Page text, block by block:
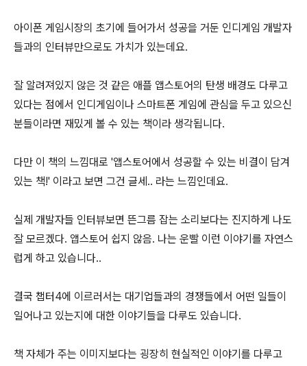
아이폰 게임시장의 초기에 들어가서 성공을 거둔 인디게임 개발자
들과의 인터뷰만으로도 가치가 있는데요.
잘 알려져있지 않은 것 같은 애플 앱스토어의 탄생 배경도 다루고
있다는 점에서 인디게임이나 스마트폰 게임에 관심을 두고 있으신
분들이라면 재밌게 볼 수 있는 책이라 생각됩니다.
다만 이 책의 느낌대로 '앱스토어에서 성공할 수 있는 비결이 담겨
있는 책!' 이라고 보면 그건 글세.. 라는 느낌인데요.
실제 개발자들 인터뷰보면 뜬그름 잡는 소리보다는 진지하게 나도
잘 모르겠다. 앱스토어 쉽지 않음. 나는 운빨 이런 이야기를 자연스
럽게 하고 있습니다..
결국 챕터4에 이르러서는 대기업들과의 경쟁들에서 어떤 일들이
일어나고 있는지에 대한 이야기들을 다루도 있습니다.
책 자체가 주는 이미지보다는 굉장히 현실적인 이야기를 다루고